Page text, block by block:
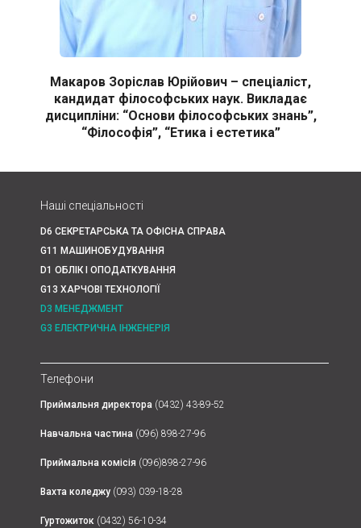
Макаров Зоріслав Юрійович – спеціаліст,
кандидат філософських наук. Викладає
дисципліни: “Основи філософських знань”,
“Філософія”, “Етика і естетика”
Наші спеціальності
D6 СЕКРЕТАРСЬКА ТА ОФІСНА СПРАВА
G11 МАШИНОБУДУВАННЯ
D1 ОБЛІК І ОПОДАТКУВАННЯ
G13 ХАРЧОВІ ТЕХНОЛОГІЇ
D3 МЕНЕДЖМЕНТ
G3 ЕЛЕКТРИЧНА ІНЖЕНЕРІЯ
Телефони
Приймальня директора (0432) 43-89-52
Навчальна частина (096) 898-27-96
Приймальна комісія (096)898-27-96
Вахта коледжу (093) 039-18-28
Гуртожиток (0432) 56-10-34